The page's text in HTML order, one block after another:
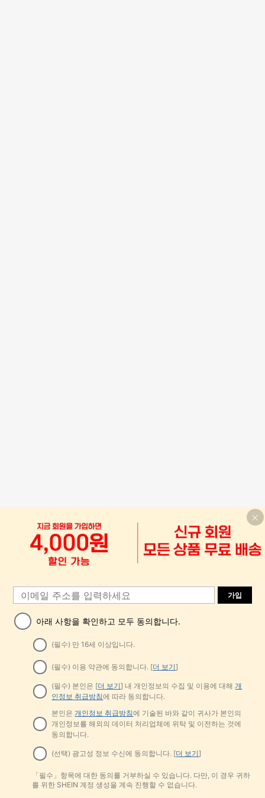
가입
아래 사항을 확인하고 모두 동의합니다.
(필수) 만 16세 이상입니다.
(필수) 이용 약관에 동의합니다. [더 보기]
(필수) 본인은 [더 보기] 내 개인정보의 수집 및 이용에 대해개
인정보 취급방침에 따라 동의합니다.
본인은 개인정보 취급방침에 기술된 바와 같이 귀사가 본인의
개인정보를 해외의 데이터 처리업체에 위탁 및 이전하는 것에
동의합니다.
(선택) 광고성 정보 수신에 동의합니다. [더 보기]
「필수」항목에 대한 동의를 거부하실 수 있습니다. 다만, 이 경우 귀하
를 위한 SHEIN 계정 생성을 계속 진행할 수 없습니다.